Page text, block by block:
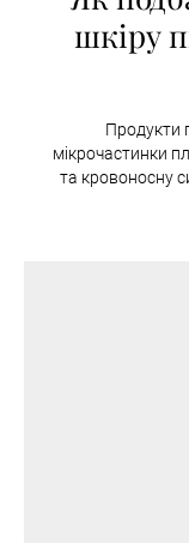
шкіру
Продукти
мікрочастинки
та кровоносну